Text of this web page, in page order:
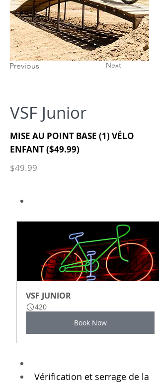
Previous Next
VSF Junior
MISE AU POINT BASE (1) VÉLO
ENFANT ($49.99)
$49.99
VSF JUNIOR
420
Book Now
Vérification et serrage de la